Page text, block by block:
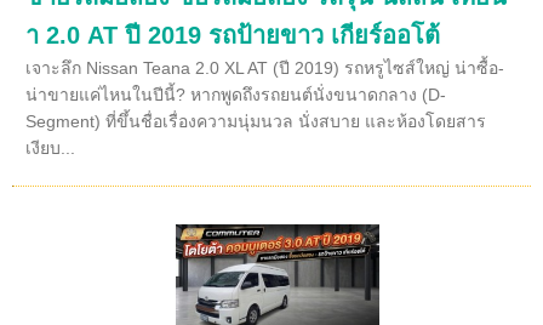
า 2.0 AT ปี 2019 รถป้ายขาว เกียร์ออโต้
เจาะลึก Nissan Teana 2.0 XL AT (ปี 2019) รถหรูไซส์ใหญ่ น่าซื้อ-
น่าขายแค่ไหนในปีนี้? หากพูดถึงรถยนต์นั่งขนาดกลาง (D-
Segment) ที่ขึ้นชื่อเรื่องความนุ่มนวล นั่งสบาย และห้องโดยสาร
เงียบ...